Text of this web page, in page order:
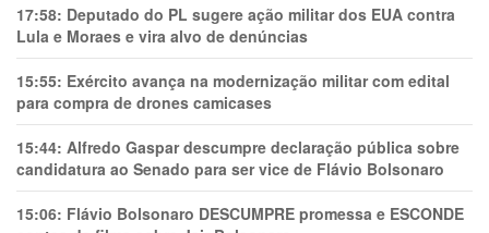
17:58: Deputado do PL sugere ação militar dos EUA contra
Lula e Moraes e vira alvo de denúncias
15:55: Exército avança na modernização militar com edital
para compra de drones camicases
15:44: Alfredo Gaspar descumpre declaração pública sobre
candidatura ao Senado para ser vice de Flávio Bolsonaro
15:06: Flávio Bolsonaro DESCUMPRE promessa e ESCONDE